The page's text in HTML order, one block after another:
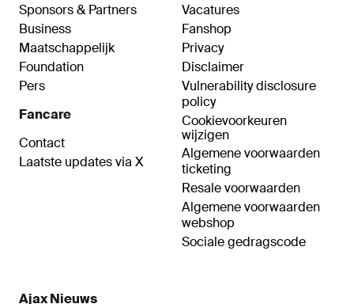
Sponsors & Partners
Business
Maatschappelijk
Foundation
Pers
Fancare
Contact
Laatste updates via X
Vacatures
Fanshop
Privacy
Disclaimer
Vulnerability disclosure
policy
Cookievoorkeuren
wijzigen
Algemene voorwaarden
ticketing
Resale voorwaarden
Algemene voorwaarden
webshop
Sociale gedragscode
Ajax Nieuws